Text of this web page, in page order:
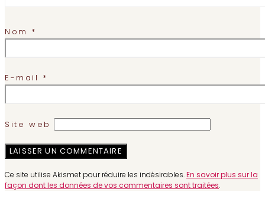
Nom *
E-mail *
Site web
Ce site utilise Akismet pour réduire les indésirables.En savoir plus sur la
façon dont les données de vos commentaires sont traitées.